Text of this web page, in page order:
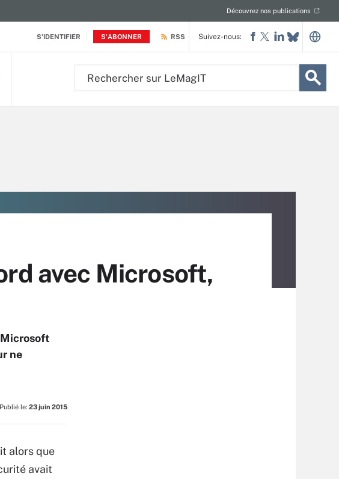
S'IDENTIFIER S'ABONNER
Découvrez nos publications
RSS Suivez-nous:
avec Microsoft,
Microsoft
ne
Publié le: 23 juin 2015
alors que
avait